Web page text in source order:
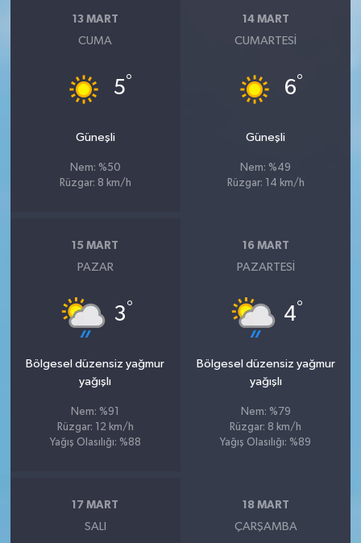
13 MART
CUMA
5°
Güneşli
Nem: %50
Rüzgar: 8 km/h
14 MART
CUMARTESI
6°
Güneşli
Nem: %49
Rüzgar: 14 km/h
15 MART
PAZAR
3°
Bölgesel düzensiz yağmur
yağışlı
Nem: %91
Rüzgar: 12 km/h
Yağış Olasılığı: %88
16 MART
PAZARTESI
4°
Bölgesel düzensiz yağmur
yağışlı
Nem: %79
Rüzgar: 8 km/h
Yağış Olasılığı: %89
17 MART
SALI
18 MART
ÇARŞAMBA